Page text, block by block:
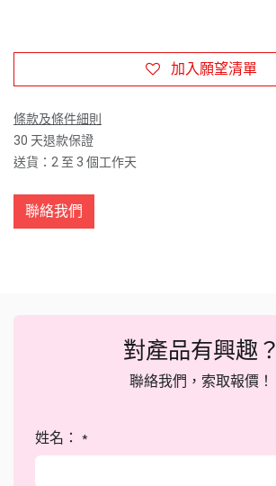
加入願望清單
條款及條件細則
30 天退款保證
送貨：2 至 3 個工作天
聯絡我們
對產品有興趣？
聯絡我們，索取報價！
姓名： *